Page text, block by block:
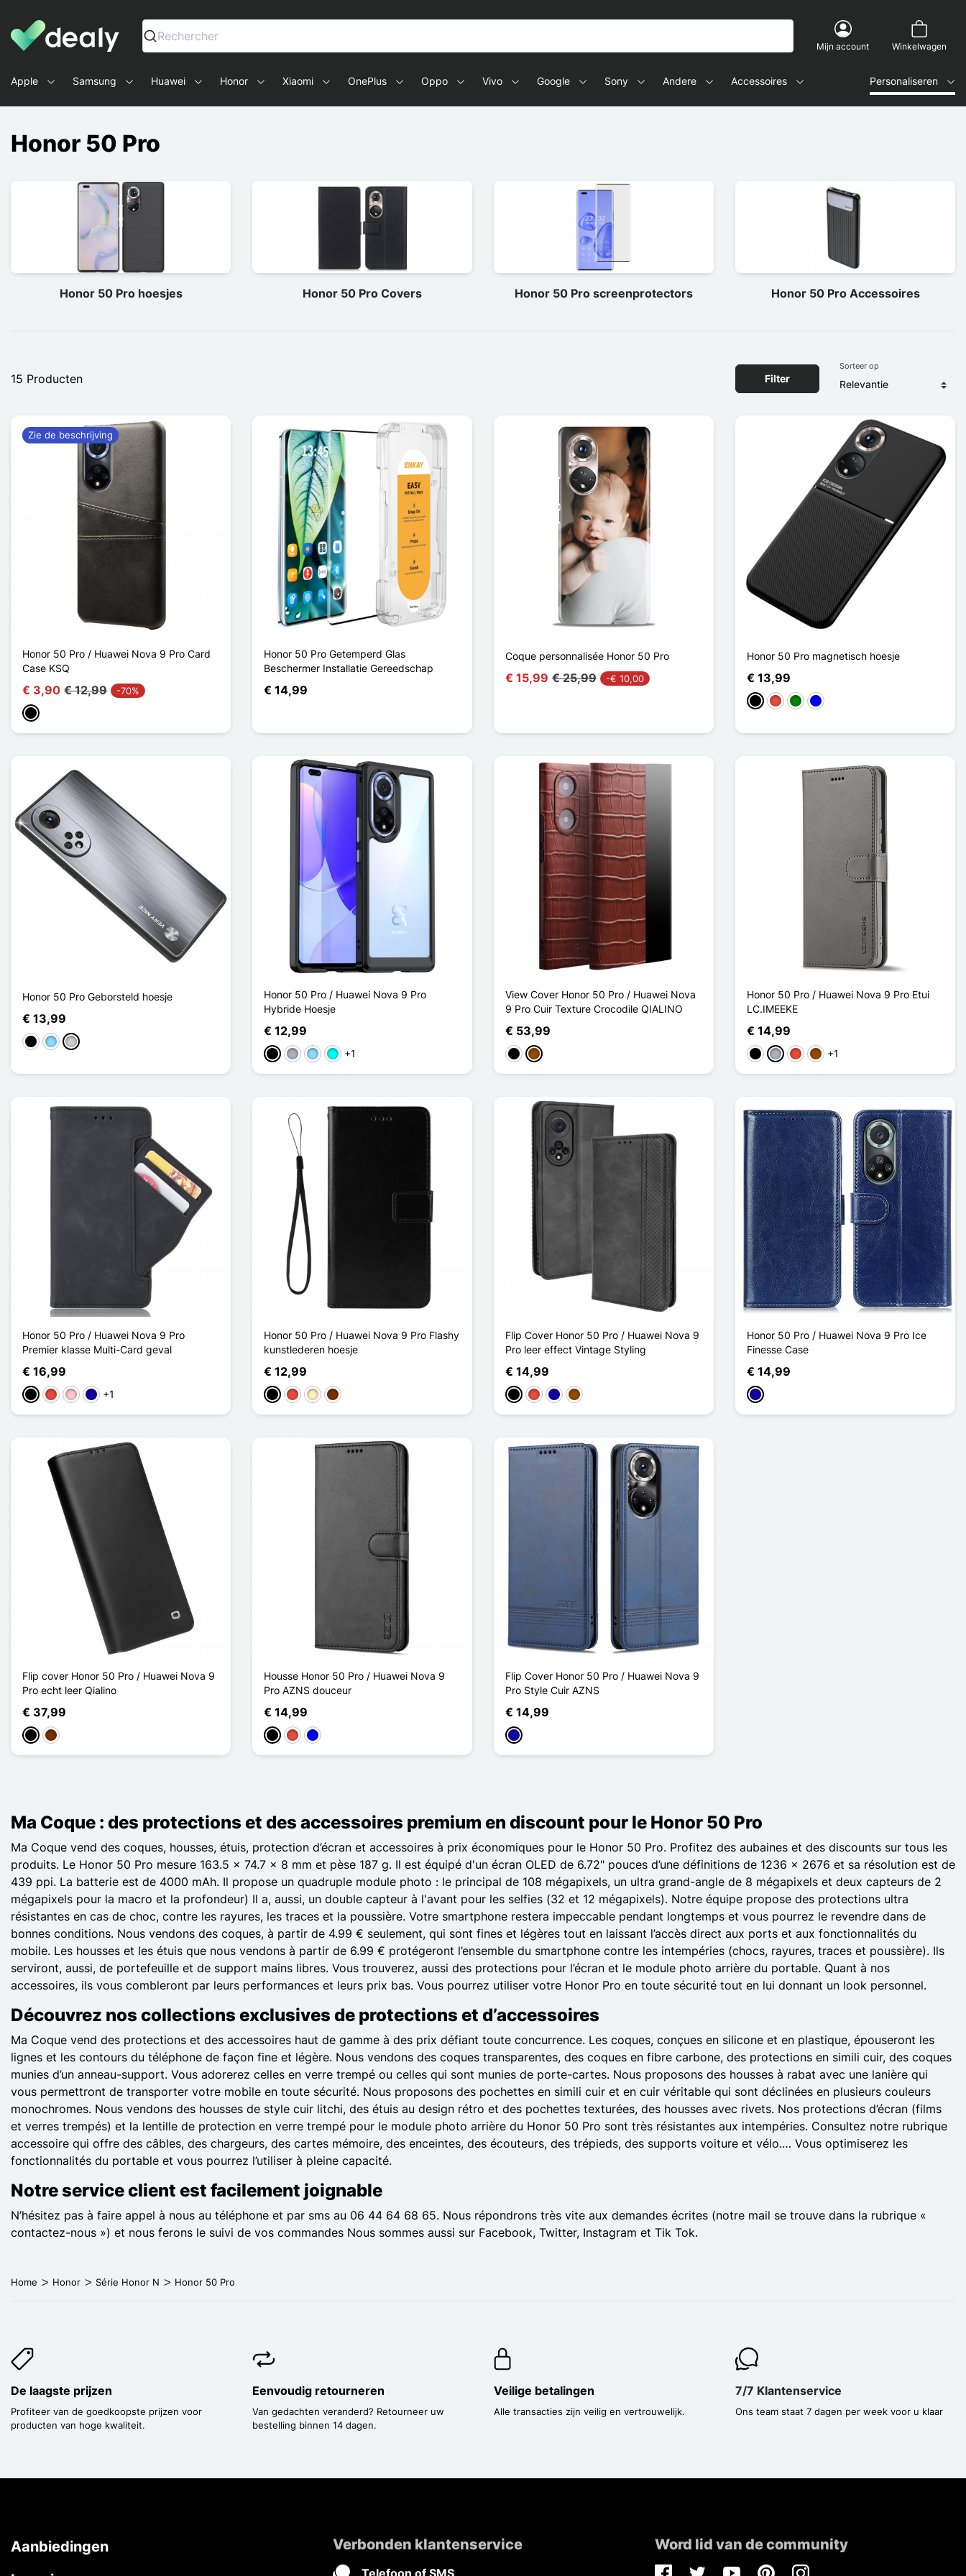
Dealy - Telefoonhoesjes en Accessoires voor smartphones en tablets
Rechercher
Mijn account Winkelwagen
Apple Samsung Huawei Honor Xiaomi OnePlus Oppo Vivo Google Sony Andere Accessoires Personaliseren
Honor 50 Pro
Honor 50 Pro hoesjes Honor 50 Pro Covers Honor 50 Pro screenprotectors Honor 50 Pro Accessoires
15 Producten Filter
Sorteer op
Honor 50 Pro / Huawei Nova 9 Pro Card
Case KSQ
€ 3,90 € 12,99 -70%
Zwart
Zie de beschrijving
Honor 50 Pro Getemperd Glas
Beschermer Installatie Gereedschap
€ 14,99
Coque personnalisée Honor 50 Pro
€ 15,99 € 25,99 -€ 10,00
Honor 50 Pro magnetisch hoesje
€ 13,99
ZwartRoodGroenBlauw
Honor 50 Pro Geborsteld hoesje
€ 13,99
ZwartLicht Blauw
Zilver
Honor 50 Pro / Huawei Nova 9 Pro
Hybride Hoesje
€ 12,99
ZwartGrijsLicht Blauw
Cyaan
+1
View Cover Honor 50 Pro / Huawei Nova
9 Pro Cuir Texture Crocodile QIALINO
€ 53,99
ZwartBruin
Honor 50 Pro / Huawei Nova 9 Pro Etui
LC.IMEEKE
€ 14,99
ZwartGrijsRoodBruin+1
Honor 50 Pro / Huawei Nova 9 Pro
Premier klasse Multi-Card geval
€ 16,99
ZwartRoodRozeDonkerblauw
+1
Honor 50 Pro / Huawei Nova 9 Pro Flashy
kunstlederen hoesje
€ 12,99
ZwartRoodGolden
Koffie
Flip Cover Honor 50 Pro / Huawei Nova 9
Pro leer effect Vintage Styling
€ 14,99
ZwartRoodDonkerblauw
Bruin
Honor 50 Pro / Huawei Nova 9 Pro Ice
Finesse Case
€ 14,99
Donkerblauw
Flip cover Honor 50 Pro / Huawei Nova 9
Pro echt leer Qialino
€ 37,99
ZwartKoffie
Housse Honor 50 Pro / Huawei Nova 9
Pro AZNS douceur
€ 14,99
ZwartRoodBlauw
Flip Cover Honor 50 Pro / Huawei Nova 9
Pro Style Cuir AZNS
€ 14,99
Donkerblauw
Ma Coque : des protections et des accessoires premium en discount pour le Honor 50 Pro
Ma Coque vend des coques, housses, étuis, protection d’écran et accessoires à prix économiques pour le Honor 50 Pro. Profitez des aubaines et des discounts sur tous les
produits. Le Honor 50 Pro mesure 163.5 x 74.7 x 8 mm et pèse 187 g. Il est équipé d'un écran OLED de 6.72" pouces d’une définitions de 1236 x 2676 et sa résolution est de
439 ppi. La batterie est de 4000 mAh. Il propose un quadruple module photo : le principal de 108 mégapixels, un ultra grand-angle de 8 mégapixels et deux capteurs de 2
mégapixels pour la macro et la profondeur) Il a, aussi, un double capteur à l'avant pour les selfies (32 et 12 mégapixels). Notre équipe propose des protections ultra
résistantes en cas de choc, contre les rayures, les traces et la poussière. Votre smartphone restera impeccable pendant longtemps et vous pourrez le revendre dans de
bonnes conditions. Nous vendons des coques, à partir de 4.99 € seulement, qui sont fines et légères tout en laissant l’accès direct aux ports et aux fonctionnalités du
mobile. Les housses et les étuis que nous vendons à partir de 6.99 € protégeront l’ensemble du smartphone contre les intempéries (chocs, rayures, traces et poussière). Ils
serviront, aussi, de portefeuille et de support mains libres. Vous trouverez, aussi des protections pour l’écran et le module photo arrière du portable. Quant à nos
accessoires, ils vous combleront par leurs performances et leurs prix bas. Vous pourrez utiliser votre Honor Pro en toute sécurité tout en lui donnant un look personnel.
Découvrez nos collections exclusives de protections et d’accessoires
Ma Coque vend des protections et des accessoires haut de gamme à des prix défiant toute concurrence. Les coques, conçues en silicone et en plastique, épouseront les
lignes et les contours du téléphone de façon fine et légère. Nous vendons des coques transparentes, des coques en fibre carbone, des protections en simili cuir, des coques
munies d’un anneau-support. Vous adorerez celles en verre trempé ou celles qui sont munies de porte-cartes. Nous proposons des housses à rabat avec une lanière qui
vous permettront de transporter votre mobile en toute sécurité. Nous proposons des pochettes en simili cuir et en cuir véritable qui sont déclinées en plusieurs couleurs
monochromes. Nous vendons des housses de style cuir litchi, des étuis au design rétro et des pochettes texturées, des housses avec rivets. Nos protections d’écran (films
et verres trempés) et la lentille de protection en verre trempé pour le module photo arrière du Honor 50 Pro sont très résistantes aux intempéries. Consultez notre rubrique
accessoire qui offre des câbles, des chargeurs, des cartes mémoire, des enceintes, des écouteurs, des trépieds, des supports voiture et vélo.… Vous optimiserez les
fonctionnalités du portable et vous pourrez l’utiliser à pleine capacité.
Notre service client est facilement joignable
N’hésitez pas à faire appel à nous au téléphone et par sms au 06 44 64 68 65. Nous répondrons très vite aux demandes écrites (notre mail se trouve dans la rubrique «
contactez-nous ») et nous ferons le suivi de vos commandes Nous sommes aussi sur Facebook, Twitter, Instagram et Tik Tok.
Home Honor Série Honor N Honor 50 Pro
De laagste prijzen
Profiteer van de goedkoopste prijzen voor
producten van hoge kwaliteit.
Eenvoudig retourneren
Van gedachten veranderd? Retourneer uw
bestelling binnen 14 dagen.
Veilige betalingen
Alle transacties zijn veilig en vertrouwelijk.
7/7 Klantenservice
Ons team staat 7 dagen per week voor u klaar
Aanbiedingen
Verbonden klantenservice
Telefoon of SMS
Word lid van de community